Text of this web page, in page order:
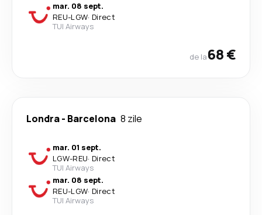
mar. 08 sept.
REU-LGW· Direct
TUI Airways
de la68 €
Londra- Barcelona 8 zile
mar. 01 sept.
LGW-REU· Direct
TUI Airways
mar. 08 sept.
REU-LGW· Direct
TUI Airways